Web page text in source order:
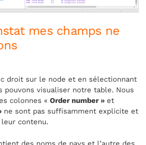
mes champs ne
droit sur le node et en sélectionnant
pouvons visualiser notre table. Nous
colonnes « Order number » et
ne sont pas suffisamment explicite et
contenu.